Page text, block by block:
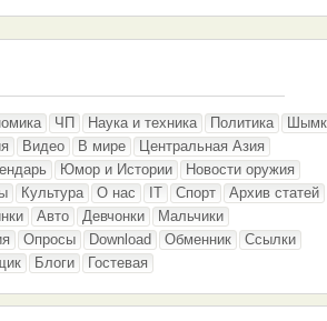
ЧП Наука и техника Политика
Видео В мире
Центральная Азия
Юмор и Истории
Новости оружия
Культура О нас IT Спорт
Архив статей
Авто Девчонки
Мальчики
Опросы Download Обменник
Ссылки
Блоги Гостевая